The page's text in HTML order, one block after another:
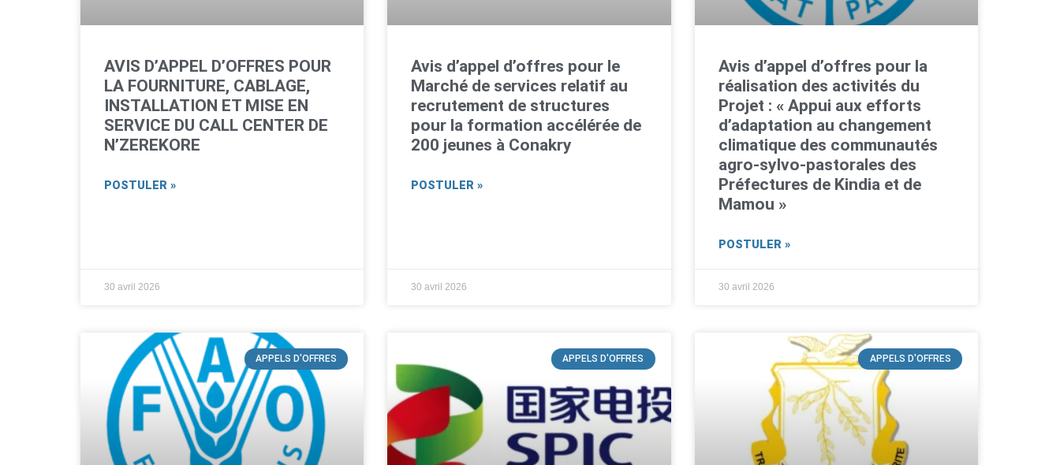
AVIS D’APPEL D’OFFRES POUR
LA FOURNITURE, CABLAGE,
INSTALLATION ET MISE EN
SERVICE DU CALL CENTER DE
N’ZEREKORE
POSTULER »
30 avril 2026
Avis d’appel d’offres pour le
Marché de services relatif au
recrutement de structures
pour la formation accélérée de
200 jeunes à Conakry
POSTULER »
30 avril 2026
Avis d’appel d’offres pour la
réalisation des activités du
Projet : « Appui aux efforts
d’adaptation au changement
climatique des communautés
agro-sylvo-pastorales des
Préfectures de Kindia et de
Mamou »
POSTULER »
30 avril 2026
APPELS D'OFFRES APPELS D'OFFRES APPELS D'OFFRES